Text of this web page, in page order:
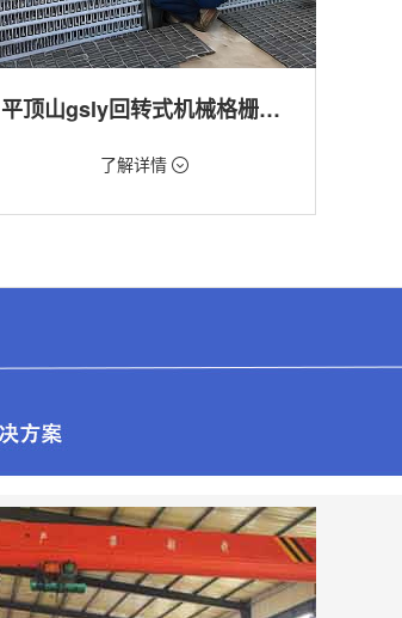
平顶山gsly回转式机械格栅除污机
价格：1.66万/台
机
了解详情